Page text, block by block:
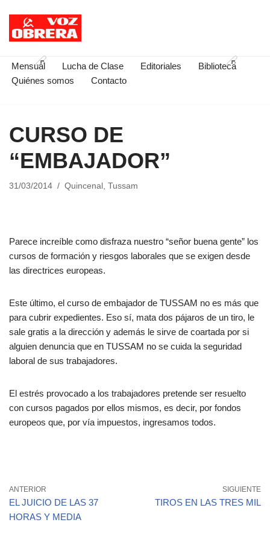
Saltar
contenido
Mensual Lucha de Clase Editoriales
Biblioteca
Quiénes somos
Contacto
CURSO DE
“EMBAJADOR”
31/03/2014 Quincenal , Tussam
Parece increíble como disfraza nuestro “señor buena gente” los
cursos de formación y riesgos laborales que se exigen desde
las directrices europeas.
Este último, el curso de embajador de TUSSAM no es más que
para cubrir expedientes. Eso sí, mata dos pájaros de un tiro, le
sale gratis a la dirección y además le sirve de coartada por si
alguien denuncia que en TUSSAM no se cuida la seguridad
laboral de sus trabajadores.
El estrés provocado a los trabajadores pretende ser resuelto
con cursos pagados por ellos mismos, es decir, por fondos
europeos que, por vía impuestos, ingresamos todos.
ANTERIOR
EL JUICIO DE LAS 37
HORAS Y MEDIA
SIGUIENTE
TIROS EN LAS TRES MIL